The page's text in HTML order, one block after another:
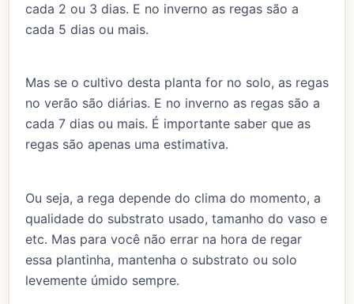
cada 2 ou 3 dias. E no inverno as regas são a
cada 5 dias ou mais.
Mas se o cultivo desta planta for no solo, as regas
no verão são diárias. E no inverno as regas são a
cada 7 dias ou mais. É importante saber que as
regas são apenas uma estimativa.
Ou seja, a rega depende do clima do momento, a
qualidade do substrato usado, tamanho do vaso e
etc. Mas para você não errar na hora de regar
essa plantinha, mantenha o substrato ou solo
levemente úmido sempre.